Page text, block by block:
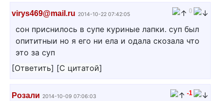
virys469@mail.ru 2014-10-22 07:42:05 0
сон приснилось в супе куриные лапки. суп был
опититныи но я его ни ела и одала скозала что
это за суп
[Ответить] [С цитатой]
Розали 2014-10-09 07:06:03 -1